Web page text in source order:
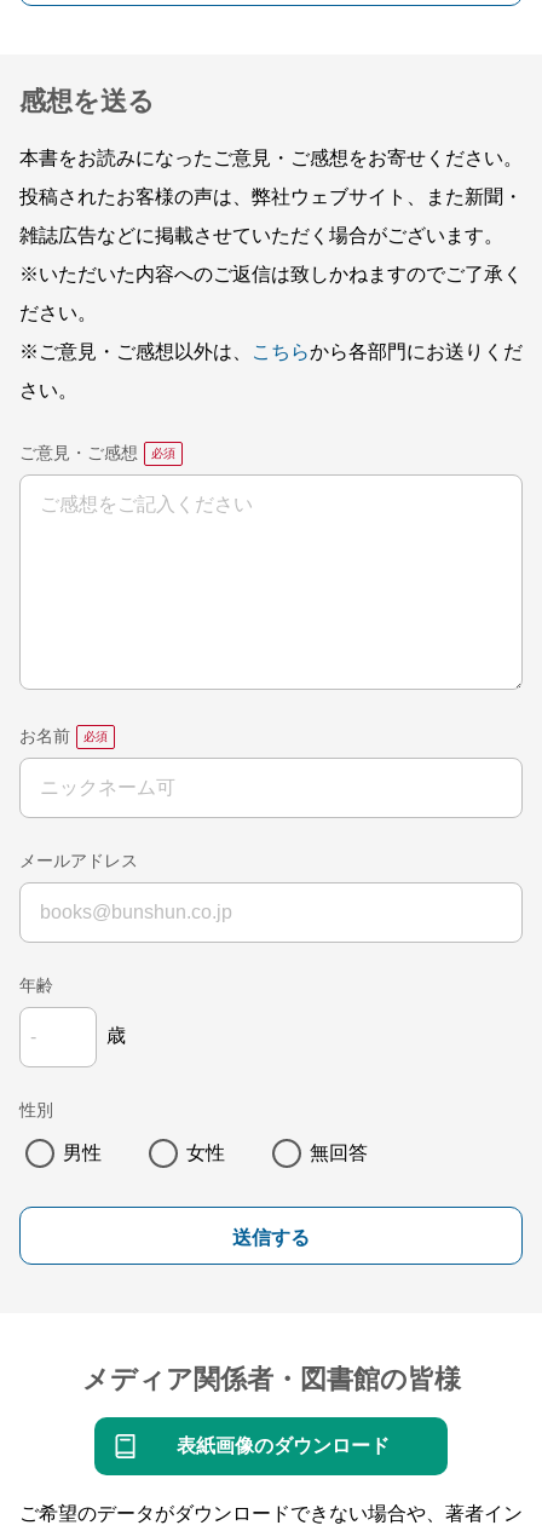
感想を送る
本書をお読みになったご意見・ご感想をお寄せください。
投稿されたお客様の声は、弊社ウェブサイト、また新聞・
雑誌広告などに掲載させていただく場合がございます。
※いただいた内容へのご返信は致しかねますのでご了承く
ださい。
※ご意見・ご感想以外は、
こちらから各部門にお送りくだ
さい。
ご意見・ご感想
お名前
メールアドレス
年齢
歳
性別
男性 女性 無回答
送信する
メディア関係者・図書館の皆様
表紙画像のダウンロード
ご希望のデータがダウンロードできない場合や、著者イン